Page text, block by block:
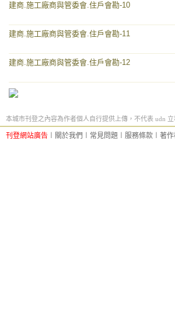
建商.施工廠商與管委會.住戶會勘-10
建商.施工廠商與管委會.住戶會勘-11
建商.施工廠商與管委會.住戶會勘-12
本城市刊登之內容為作者個人自行提供上傳，不代表 udn 立
刊登網站廣告 關於我們 常見問題 服務條款 著作